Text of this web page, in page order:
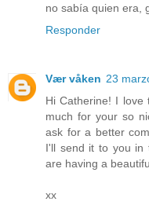
no sabía quien era,
Responder
Vær våken 23
Hi Catherine! I love
much for your so
ask for a better
I'll send it to you in
are having a
xx